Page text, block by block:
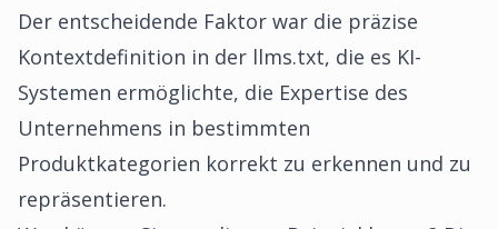
Der entscheidende Faktor war die präzise
Kontextdefinition in der llms.txt, die es KI-
Systemen ermöglichte, die Expertise des
Unternehmens in bestimmten
Produktkategorien korrekt zu erkennen und zu
repräsentieren.